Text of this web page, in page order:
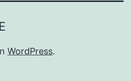
WordPress.